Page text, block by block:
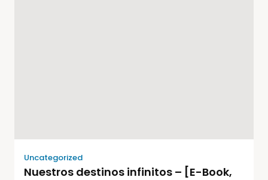
Uncategorized
Nuestros destinos infinitos – [E-Book,